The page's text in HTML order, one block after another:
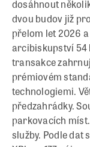
dosáhnout
dvou budov již
přelom let 2026
arcibiskupství 54
transakce
prémiovém
technologiemi.
předzahrádky.
parkovacích
služby. Podle dat